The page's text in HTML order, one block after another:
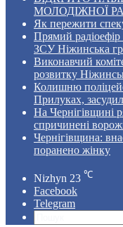
МОЛОДІЖНОЇ
Як пережити
Прямий
ЗСУ Ніжинська
Виконавчий
розвитку
Колишню
Прилуках,
На Чернігівщині
спричинені
Чернігівщина:
поранено жінку
Nizhyn 23 ℃
Facebook
Telegram